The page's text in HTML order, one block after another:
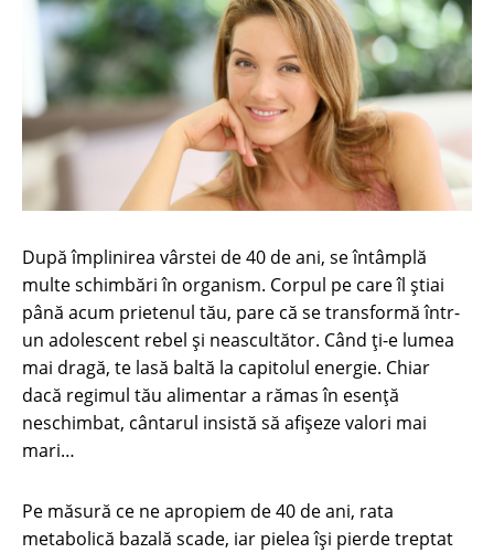
După împlinirea vârstei de 40 de ani, se întâmplă
multe schimbări în organism. Corpul pe care îl știai
până acum prietenul tău, pare că se transformă într-
un adolescent rebel și neascultător. Când ți-e lumea
mai dragă, te lasă baltă la capitolul energie. Chiar
dacă regimul tău alimentar a rămas în esență
neschimbat, cântarul insistă să afișeze valori mai
mari…
Pe măsură ce ne apropiem de 40 de ani, rata
metabolică bazală scade, iar pielea își pierde treptat